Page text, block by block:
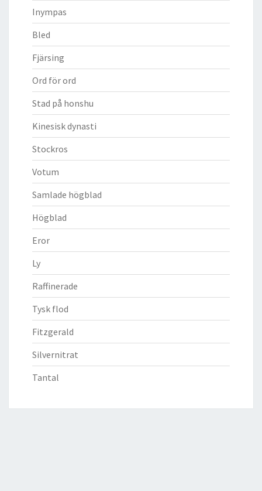
Inympas
Bled
Fjärsing
Ord för ord
Stad på honshu
Kinesisk dynasti
Stockros
Votum
Samlade högblad
Högblad
Eror
Ly
Raffinerade
Tysk flod
Fitzgerald
Silvernitrat
Tantal